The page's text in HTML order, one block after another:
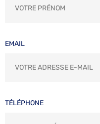
EMAIL
TÉLÉPHONE